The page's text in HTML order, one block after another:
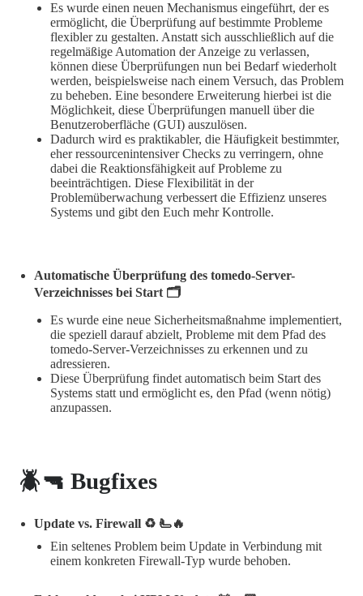
Es wurde einen neuen Mechanismus eingeführt, der es
ermöglicht, die Überprüfung auf bestimmte Probleme
flexibler zu gestalten. Anstatt sich ausschließlich auf die
regelmäßige Automation der Anzeige zu verlassen,
können diese Überprüfungen nun bei Bedarf wiederholt
werden, beispielsweise nach einem Versuch, das Problem
zu beheben. Eine besondere Erweiterung hierbei ist die
Möglichkeit, diese Überprüfungen manuell über die
Benutzeroberfläche (GUI) auszulösen.
Dadurch wird es praktikabler, die Häufigkeit bestimmter,
eher ressourcenintensiver Checks zu verringern, ohne
dabei die Reaktionsfähigkeit auf Probleme zu
beeinträchtigen. Diese Flexibilität in der
Problemüberwachung verbessert die Effizienz unseres
Systems und gibt den Euch mehr Kontrolle.
Automatische Überprüfung des tomedo-Server-
Verzeichnisses bei Start 🗂️
Es wurde eine neue Sicherheitsmaßnahme implementiert,
die speziell darauf abzielt, Probleme mit dem Pfad des
tomedo-Server-Verzeichnisses zu erkennen und zu
adressieren.
Diese Überprüfung findet automatisch beim Start des
Systems statt und ermöglicht es, den Pfad (wenn nötig)
anzupassen.
🪲🔫 Bugfixes
Update vs. Firewall ♻️ 🫷🔥
Ein seltenes Problem beim Update in Verbindung mit
einem konkreten Firewall-Typ wurde behoben.